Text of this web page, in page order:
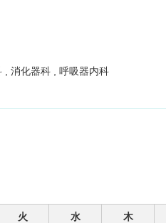
消化器科 呼吸器内科
火 水 木